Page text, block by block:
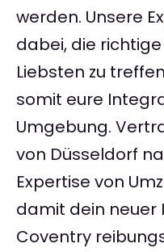
werden. Unsere
dabei, die
Liebsten zu
somit eure
Umgebung.
von Düsseldorf
Expertise von
damit dein neuer
Coventry